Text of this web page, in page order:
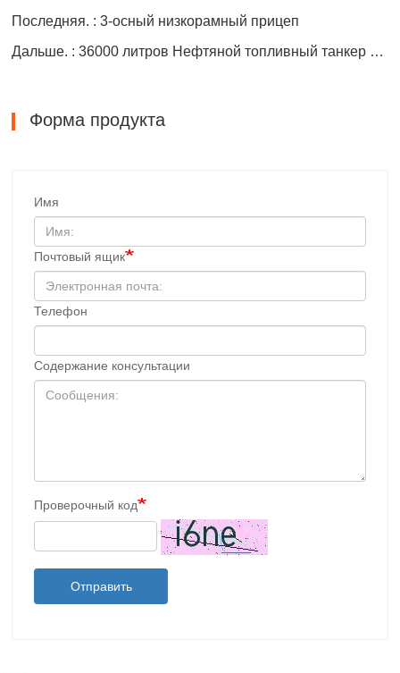
Последняя. : 3-осный низкорамный прицеп
Дальше. : 36000 литров Нефтяной топливный танкер Полуприцеп
Форма продукта
Имя
Почтовый ящик
Телефон
Содержание консультации
Проверочный код
Отправить